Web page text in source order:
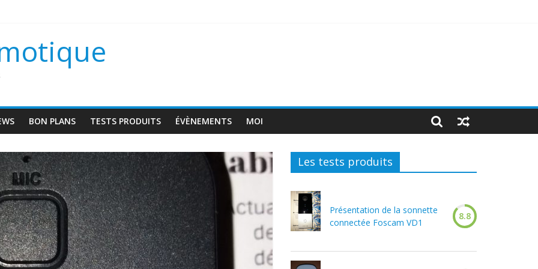
maison connectée ?
BON PLANS TESTS PRODUITS ÉVÈNEMENTS MOI
Les tests produits
Présentation de la sonnette
connectée Foscam VD1
8.8